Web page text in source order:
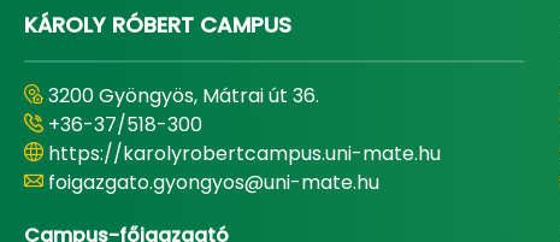
KÁROLY RÓBERT CAMPUS
3200 Gyöngyös, Mátrai út 36.
+36-37/518-300
https://karolyrobertcampus.uni-mate.hu
foigazgato.gyongyos@uni-mate.hu
Campus-főigazgató